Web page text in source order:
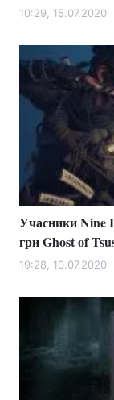
10:29, 15.07.2020
Учасники Nine
гри Ghost of
19:28, 10.07.2020